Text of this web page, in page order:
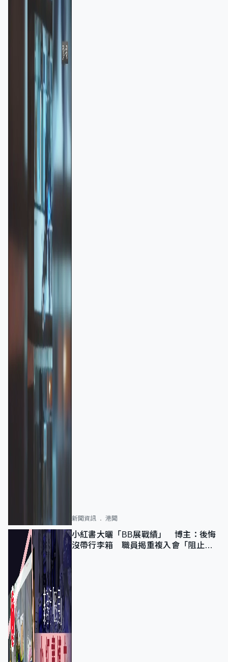
新聞資訊 港聞
小紅書大曬「BB展戰績」 博主：後悔
沒帶行李箱 職員揭重複入會「阻止唔